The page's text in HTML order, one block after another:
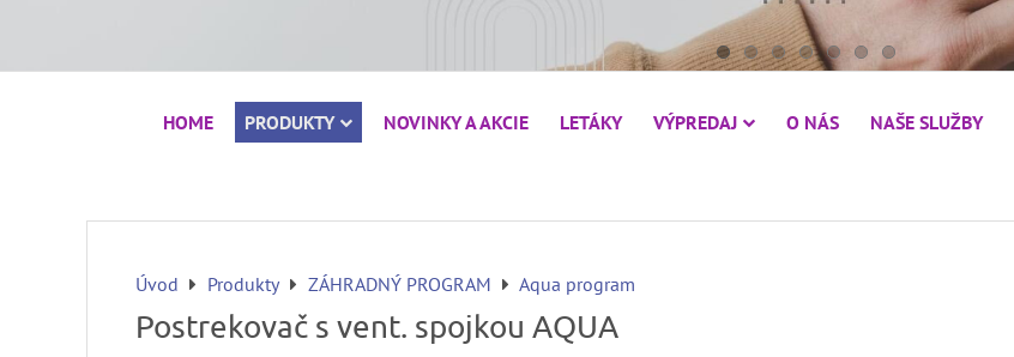
HOME PRODUKTY NOVINKY A AKCIE LETÁKY VÝPREDAJ O NÁS NAŠE SLUŽBY
Úvod Produkty ZÁHRADNÝ PROGRAM Aqua program
Postrekovač s vent. spojkou AQUA